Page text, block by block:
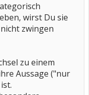
wirst Du sie
zwingen
zu einem
Aussage ("nur